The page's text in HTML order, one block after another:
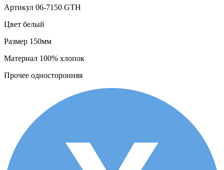
Артикул 06-7150 GTH
Цвет белый
Размер 150мм
Материал 100% хлопок
Прочее односторонняя